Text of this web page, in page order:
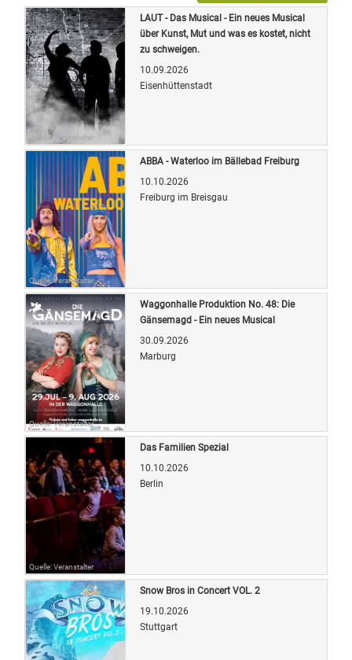
Quelle: Veranstalter
LAUT - Das Musical - Ein neues Musical
über Kunst, Mut und was es kostet, nicht
zu schweigen.
10.09.2026
Eisenhüttenstadt
Quelle: Veranstalter
ABBA - Waterloo im Bällebad Freiburg
10.10.2026
Freiburg im Breisgau
Quelle: Veranstalter
Waggonhalle Produktion No. 48: Die
Gänsemagd - Ein neues Musical
30.09.2026
Marburg
Quelle: Veranstalter
Das Familien Spezial
10.10.2026
Berlin
Snow Bros in Concert VOL. 2
19.10.2026
Stuttgart